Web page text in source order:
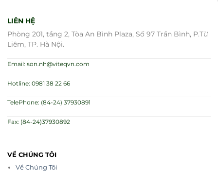
LIÊN HỆ
Phòng 201, tầng 2, Tòa An Bình Plaza, Số 97 Trần Bình, P.Từ
Liêm, TP. Hà Nội.
Email: son.nh@viteqvn.com
Hotline: 0981 38 22 66
TelePhone: (84-24) 37930891
Fax: (84-24)37930892
VỀ CHÚNG TÔI
Về Chúng Tôi